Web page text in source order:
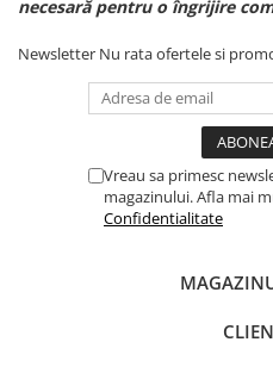
necesară pentru o îngrijire
Newsletter Nu rata ofertele si
Vreau sa primesc
magazinului. Afla mai
Confidentialitate